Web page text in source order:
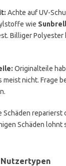
Achte auf UV-
wie
Billiger Polyester
Originalteile
nicht. Frage
Schäden reparierst
Schäden lohnt